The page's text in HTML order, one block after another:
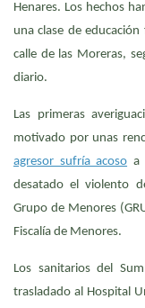
Henares. Los hechos
una clase de
calle de las Moreras,
diario.
Las primeras
motivado por unas
agresor sufría acoso a
desatado el violento
Grupo de Menores
Fiscalía de Menores.
Los sanitarios del
trasladado al Hospital